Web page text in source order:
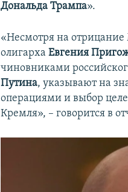
Дональда Трампа».
«Несмотря на отрицание
олигархаЕвгения
чиновниками
Путина, указывают на
операциями и выбор
Кремля», – говорится в